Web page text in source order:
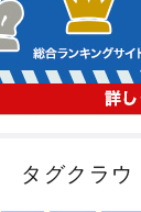
タグクラウ